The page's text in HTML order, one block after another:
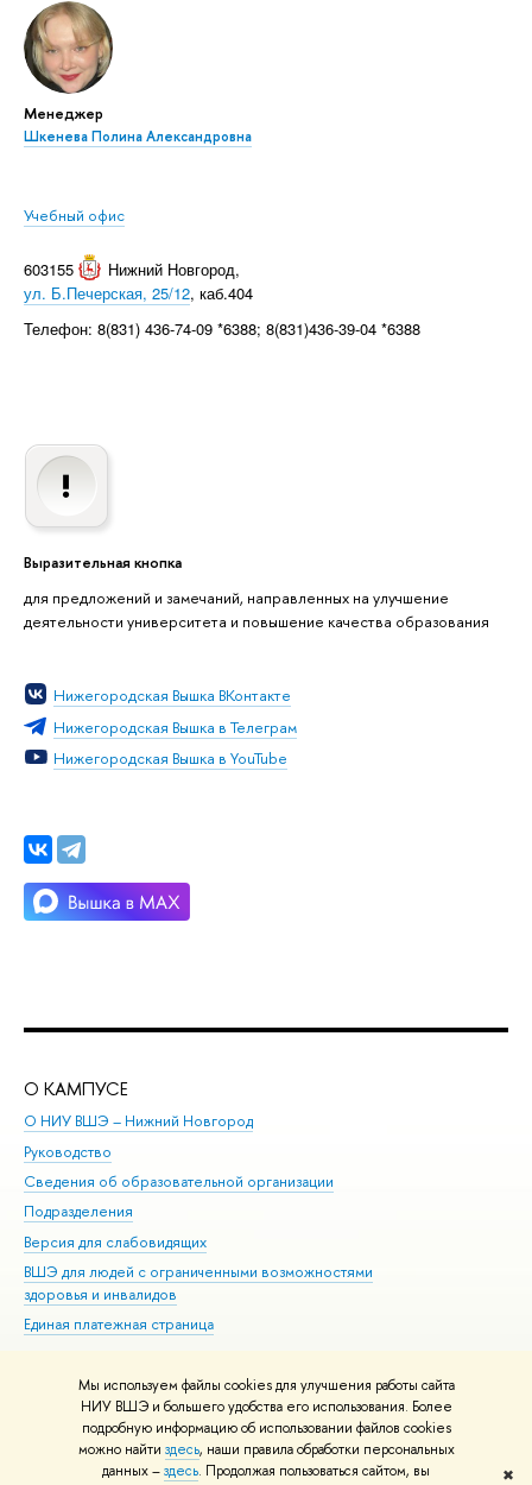
Мы используем файлы cookies для улучшения работы сайта
НИУ ВШЭ и большего удобства его использования. Более
подробную информацию об использовании файлов cookies
можно найти здесь, наши правила обработки персональных
данных –здесь. Продолжая пользоваться сайтом, вы
✖
Менеджер
Шкенева Полина Александровна
Учебный офис
603155 Нижний Новгород,
ул. Б.Печерская, 25/12, каб.404
Телефон: 8(831) 436-74-09 *6388; 8(831)436-39-04 *6388
Выразительная кнопка
для предложений и замечаний, направленных на улучшение
деятельности университета и повышение качества образования
Нижегородская Вышка ВКонтакте
Нижегородская Вышка в Телеграм
Нижегородская Вышка в YouTube
О КАМПУСЕ
О НИУ ВШЭ – Нижний Новгород
Руководство
Сведения об образовательной организации
Подразделения
Версия для слабовидящих
ВШЭ для людей с ограниченными возможностями
здоровья и инвалидов
Единая платежная страница